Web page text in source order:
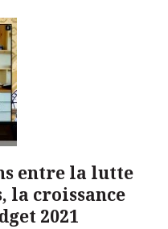
entre la lutte
la croissance
2021